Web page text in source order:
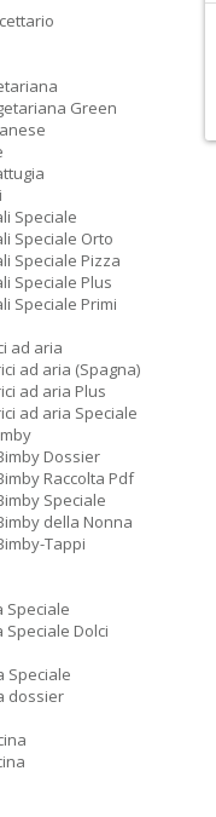
Green
Speciale
Speciale Orto
Speciale Pizza
Speciale Plus
Speciale Primi
ad aria
ad aria (Spagna)
ad aria Plus
ad aria Speciale
Dossier
Raccolta Pdf
Speciale
della Nonna
Tappi
Speciale
Dolci
Speciale
dossier